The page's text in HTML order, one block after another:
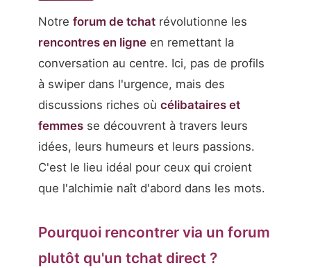
Notre forum de tchat révolutionne les
rencontres en ligne en remettant la
conversation au centre. Ici, pas de profils
à swiper dans l'urgence, mais des
discussions riches où célibataires et
femmes se découvrent à travers leurs
idées, leurs humeurs et leurs passions.
C'est le lieu idéal pour ceux qui croient
que l'alchimie naît d'abord dans les mots.
Pourquoi rencontrer via un forum
plutôt qu'un tchat direct ?